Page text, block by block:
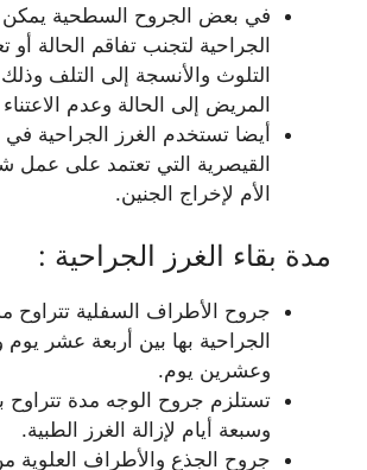
في بعض الجروح السطحية يمكن
الجراحية لتجنب تفاقم الحالة
التلوث والأنسجة إلى التلف
المريض إلى الحالة وعدم الاعتناء
أيضا تستخدم الغرز الجراحية في
القيصرية التي تعتمد على
الأم لإخراج الجنين.
مدة بقاء الغرز الجراحية :
جروح الأطراف السفلية تتراوح
الجراحية بها بين أربعة عشر
وعشرين يوم.
تستلزم جروح الوجه مدة تتراوح
وسبعة أيام لإزالة الغرز الطبية.
جروح الجذع والأطراف العلوية